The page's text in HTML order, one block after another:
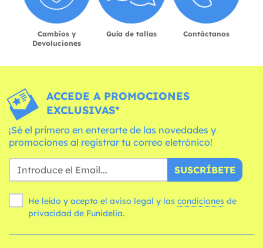
Cambios y
Devoluciones
Guía de tallas Contáctanos
ACCEDE A PROMOCIONES
EXCLUSIVAS*
¡Sé el primero en enterarte de las novedades y
promociones al registrar tu correo eletrónico!
SUSCRÍBETE
He leído y acepto el aviso legal y las condiciones
privacidad de Funidelia.